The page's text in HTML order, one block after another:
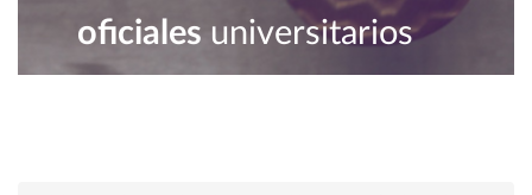
oficiales universitarios